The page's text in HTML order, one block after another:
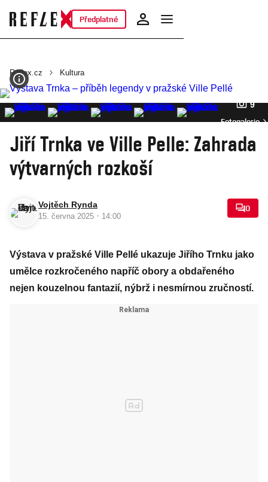
Předplatné
Reflex.cz Kultura
9
Fotogalerie
Jiří Trnka ve Ville Pelle: Zahrada
výtvarných rozkoší
Vojtěch Rynda
15. června 2025 · 14:00
0
Výstava v pražské Ville Pellé ukazuje Jiřího Trnku jako
umělce rozkročeného napříč obory a obdařeného
nejen kouzelnou fantazií, nýbrž i nesmírnou zručností.